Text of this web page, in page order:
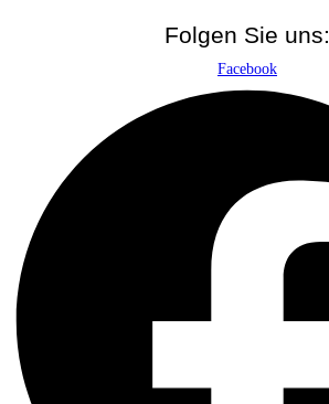
Folgen Sie uns:
Facebook